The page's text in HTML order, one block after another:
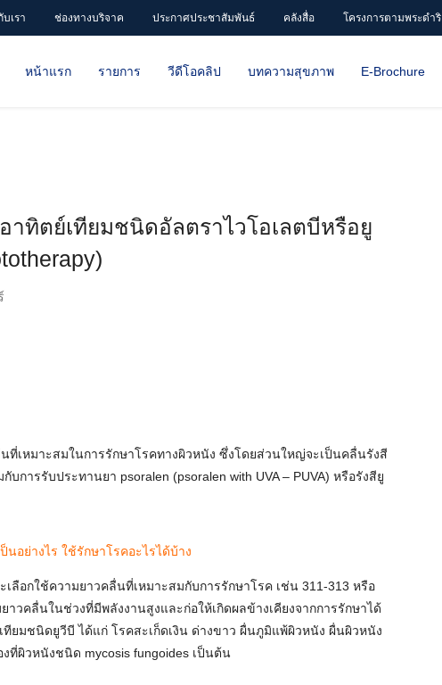
บเรา ช่องทางบริจาค ประกาศประชาสัมพันธ์ คลังสื่อ โครงการตามพระดำริ
หน้าแรก รายการ วีดีโอคลิป บทความสุขภาพ E-Brochure
ทิตย์เทียมชนิดอัลตราไวโอเลตบีหรือยู
ที่เหมาะสมในการรักษาโรคทางผิวหนัง ซึ่งโดยส่วนใหญ่จะเป็นคลื่นรังสี
การรับประทานยา psoralen (psoralen with UVA – PUVA) หรือรังสียู
นอย่างไร ใช้รักษาโรคอะไรได้บ้าง
ลือกใช้ความยาวคลื่นที่เหมาะสมกับการรักษาโรค เช่น 311-313 หรือ
าวคลื่นในช่วงที่มีพลังงานสูงและก่อให้เกิดผลข้างเคียงจากการรักษาได้
ยมชนิดยูวีบี ได้แก่ โรคสะเก็ดเงิน ด่างขาว ผื่นภูมิแพ้ผิวหนัง ผื่นผิวหนัง
งที่ผิวหนังชนิด mycosis fungoides เป็นต้น